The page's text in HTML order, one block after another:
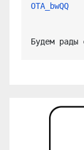
OTA_bwQQ
Будем рады